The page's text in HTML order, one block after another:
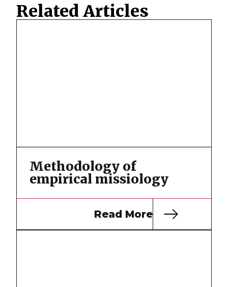
Related Articles
Methodology of
empirical missiology
Read More